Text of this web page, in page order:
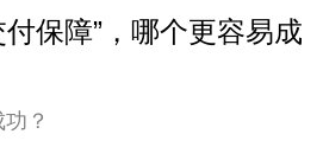
保障”，哪个更容易成
？